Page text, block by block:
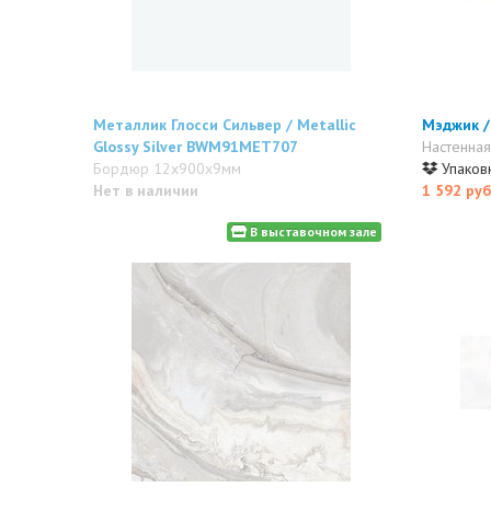
Металлик Глосси Сильвер / Metallic
Glossy Silver BWM91MET707
Бордюр 12x900x9мм
Нет в наличии
Мэджик /
1 592
В выставочном зале